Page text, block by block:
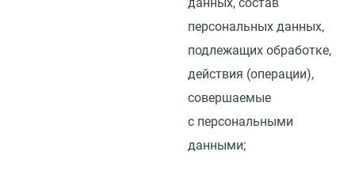
данных, состав
персональных данных,
подлежащих обработке,
действия (операции),
совершаемые
с персональными
данными;